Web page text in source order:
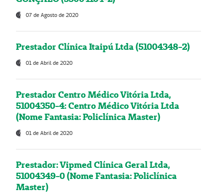
07 de Agosto de 2020
Prestador Clínica Itaipú Ltda (51004348-2)
01 de Abril de 2020
Prestador Centro Médico Vitória Ltda,
51004350-4: Centro Médico Vitória Ltda
(Nome Fantasia: Policlínica Master)
01 de Abril de 2020
Prestador: Vipmed Clínica Geral Ltda,
51004349-0 (Nome Fantasia: Policlínica
Master)